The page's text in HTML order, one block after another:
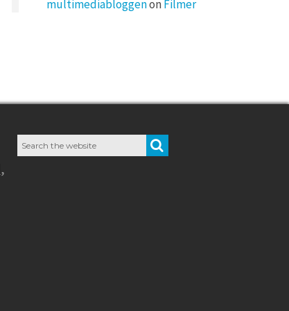
multimediabloggenon Filmer
,
Search
for: